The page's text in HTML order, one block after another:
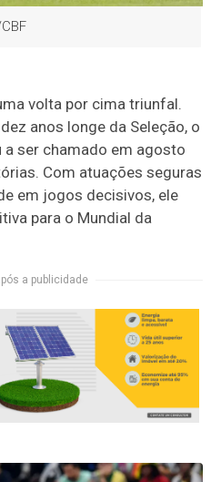
volta por cima triunfal.
anos longe da Seleção, o
ser chamado em agosto
Com atuações seguras
em jogos decisivos, ele
para o Mundial da
a publicidade